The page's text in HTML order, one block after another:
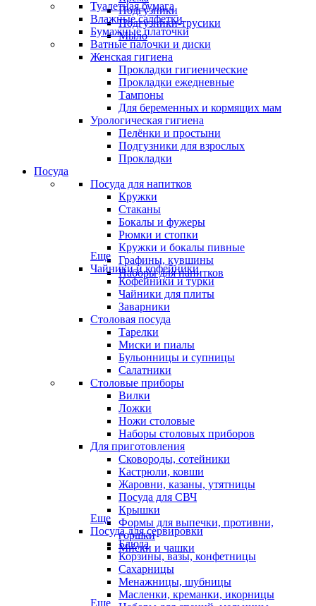
Подгузники
Подгузники-трусики
Мыло
Туалетная бумага
Влажные салфетки
Бумажные платочки
Ватные палочки и диски
Женская гигиена
Прокладки гигиенические
Прокладки ежедневные
Тампоны
Для беременных и кормящих мам
Урологическая гигиена
Пелёнки и простыни
Подгузники для взрослых
Прокладки
Посуда
Посуда для напитков
Кружки
Стаканы
Бокалы и фужеры
Рюмки и стопки
Кружки и бокалы пивные
Графины, кувшины
Наборы для напитков
Еще
Чайники и кофейники
Кофейники и турки
Чайники для плиты
Заварники
Столовая посуда
Тарелки
Миски и пиалы
Бульонницы и супницы
Салатники
Столовые приборы
Вилки
Ложки
Ножи столовые
Наборы столовых приборов
Для приготовления
Сковороды, сотейники
Кастрюли, ковши
Жаровни, казаны, утятницы
Посуда для СВЧ
Крышки
Формы для выпечки, противни,
горшки
Миски и чашки
Еще
Посуда для сервировки
Блюда
Корзины, вазы, конфетницы
Сахарницы
Менажницы, шубницы
Масленки, креманки, икорницы
Еще